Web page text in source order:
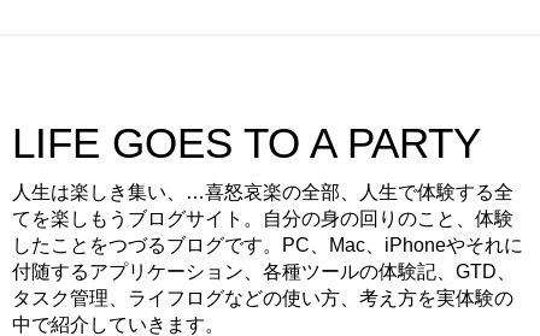
LIFE GOES TO A PARTY
人生は楽しき集い、…喜怒哀楽の全部、人生で体験する全
てを楽しもうブログサイト。自分の身の回りのこと、体験
したことをつづるブログです。PC、Mac、iPhoneやそれに
付随するアプリケーション、各種ツールの体験記、GTD、
タスク管理、ライフログなどの使い方、考え方を実体験の
中で紹介していきます。